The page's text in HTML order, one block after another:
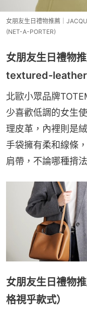
女朋友生日禮物推薦｜
(NET-A-PORTER)
女朋友生日禮物
textured-
北歐小眾品牌
少喜歡低調的女生
理皮革，內裡則是
手袋擁有柔和線條
肩帶，不論哪種揹
女朋友生日禮物
格視乎款式）